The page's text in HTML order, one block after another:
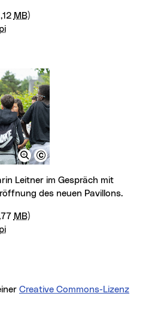
MB)
des neuen Pavillons.
MB)
Creative Commons-Lizenz